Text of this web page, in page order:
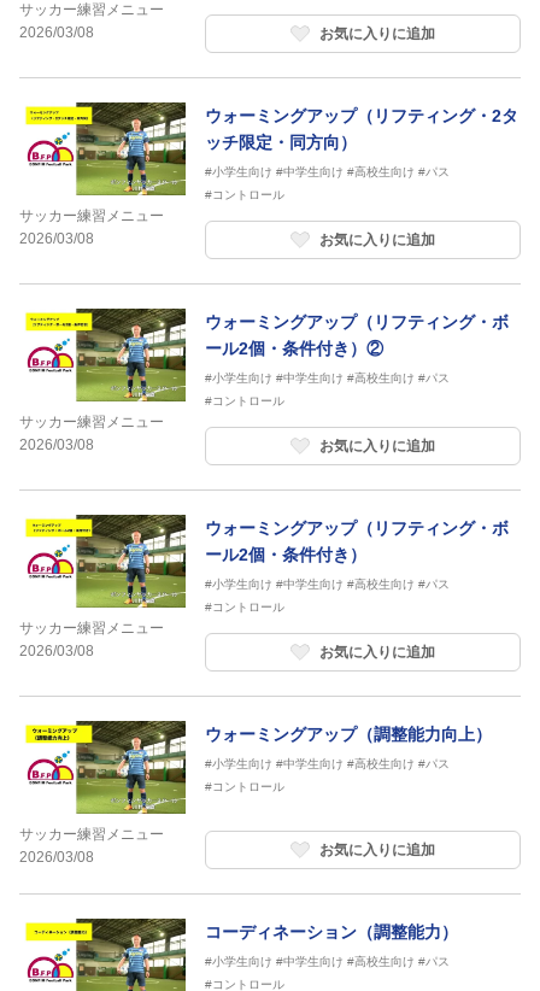
サッカー練習メニュー
2026/03/08
お気に入りに追加
サッカー練習メニュー
2026/03/08
ウォーミングアップ（リフティング・2タ
ッチ限定・同方向）
#小学生向け #中学生向け #高校生向け #パス
#コントロール
お気に入りに追加
サッカー練習メニュー
2026/03/08
ウォーミングアップ（リフティング・ボ
ール2個・条件付き）②
#小学生向け #中学生向け #高校生向け #パス
#コントロール
お気に入りに追加
サッカー練習メニュー
2026/03/08
ウォーミングアップ（リフティング・ボ
ール2個・条件付き）
#小学生向け #中学生向け #高校生向け #パス
#コントロール
お気に入りに追加
サッカー練習メニュー
2026/03/08
ウォーミングアップ（調整能力向上）
#小学生向け #中学生向け #高校生向け #パス
#コントロール
お気に入りに追加
コーディネーション（調整能力）
#小学生向け #中学生向け #高校生向け #パス
#コントロール